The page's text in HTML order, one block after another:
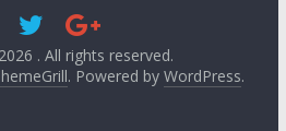
. All rights reserved.
. Powered by WordPress.